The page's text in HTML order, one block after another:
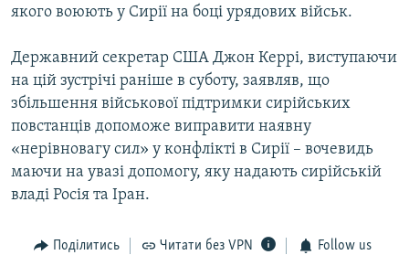
якого воюють у Сирії на боці урядових військ.
Державний секретар США Джон Керрі, виступаючи
на цій зустрічі раніше в суботу, заявляв, що
збільшення військової підтримки сирійських
повстанців допоможе виправити наявну
«нерівновагу сил» у конфлікті в Сирії – вочевидь
маючи на увазі допомогу, яку надають сирійській
владі Росія та Іран.
Поділитись Читати без VPN Follow us